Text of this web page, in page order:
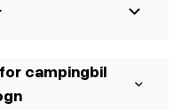
campingbil